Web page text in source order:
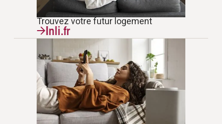
Trouvez votre futur logement
Inli.fr